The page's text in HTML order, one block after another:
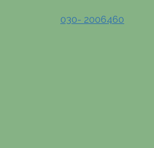
030- 2006460